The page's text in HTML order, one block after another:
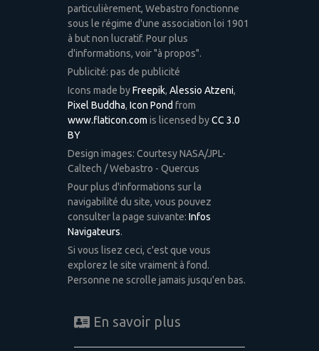
particulièrement, Webastro fonctionne
sous le régime d'une association loi 1901
à but non lucratif. Pour plus
d'informations, voir "à propos".
Publicité: pas de publicité
Icons made byFreepik, Alessio Atzeni,
Pixel Buddha, Icon Pond from
www.flaticon.com is licensed byCC 3.0
BY
Design images: Courtesy NASA/JPL-
Caltech / Webastro - Quercus
Pour plus d'informations sur la
navigabilité du site, vous pouvez
consulter la page suivante: Infos
Navigateurs.
Si vous lisez ceci, c'est que vous
explorez le site vraiment à fond.
Personne ne scrolle jamais jusqu'en bas.
En savoir plus